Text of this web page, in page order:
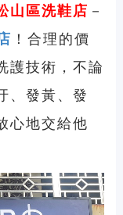
山區洗鞋店 －
！合理的價
護技術，不論
、發黃、發
心地交給他